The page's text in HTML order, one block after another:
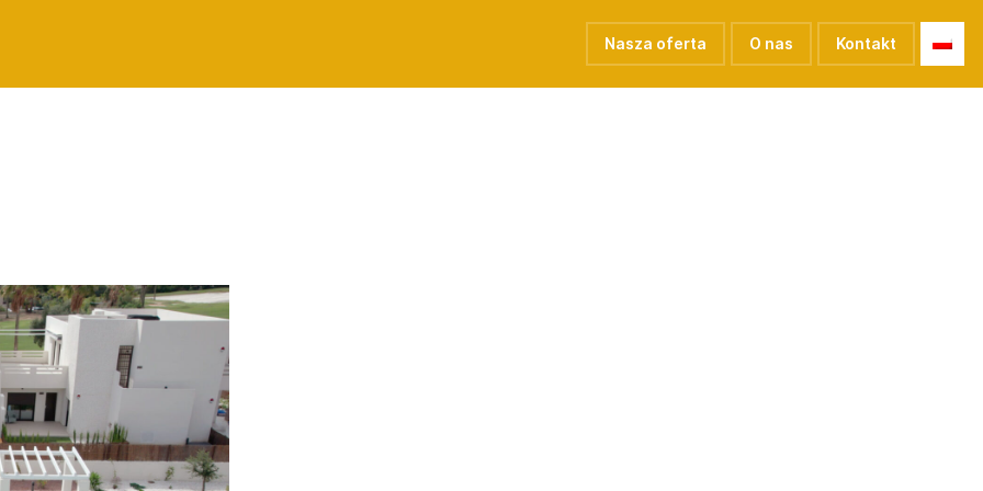
Nasza oferta O nas Kontakt